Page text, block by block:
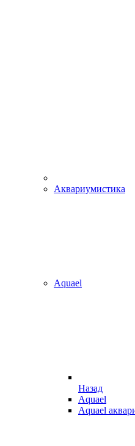
Аквариумистика
Aquael
Назад
Aquael
Aquael